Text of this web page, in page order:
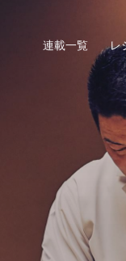
連載一覧 レ